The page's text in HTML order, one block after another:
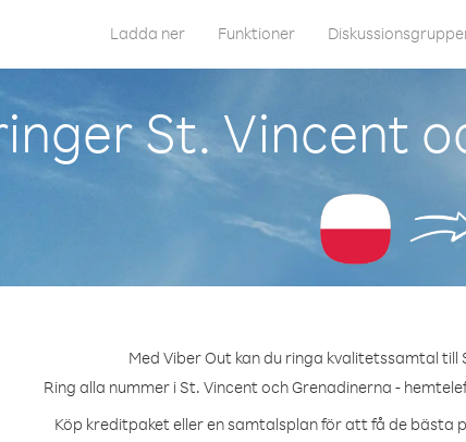
Ladda ner Funktioner
St. Vincent
Med Viber Out kan du ringa kvalitetssamtal
Ring alla nummer i St. Vincent och Grenadinerna -
Köp kreditpaket eller en samtalsplan för att få de bästa